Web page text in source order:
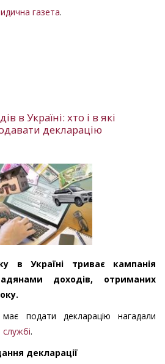
газета.
в Україні: хто і в які
декларацію
в Україні триває кампанія
доходів, отриманих
подати декларацію нагадали
.
декларації